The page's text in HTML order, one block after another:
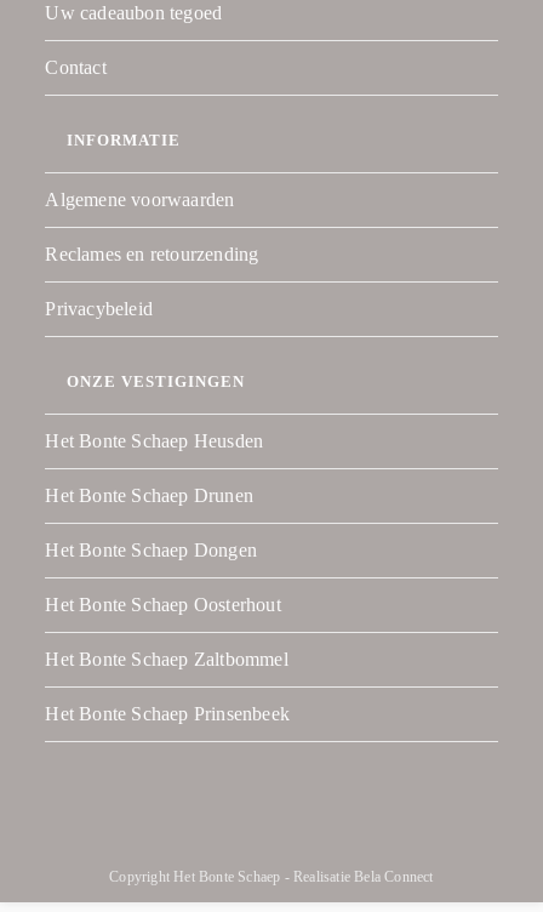
Uw cadeaubon tegoed
Contact
INFORMATIE
Algemene voorwaarden
Reclames en retourzending
Privacybeleid
ONZE VESTIGINGEN
Het Bonte Schaep Heusden
Het Bonte Schaep Drunen
Het Bonte Schaep Dongen
Het Bonte Schaep Oosterhout
Het Bonte Schaep Zaltbommel
Het Bonte Schaep Prinsenbeek
Copyright Het Bonte Schaep - Realisatie Bela Connect